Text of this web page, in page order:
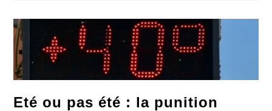
Acétamipride
Gogo
Eté ou pas été : la punition